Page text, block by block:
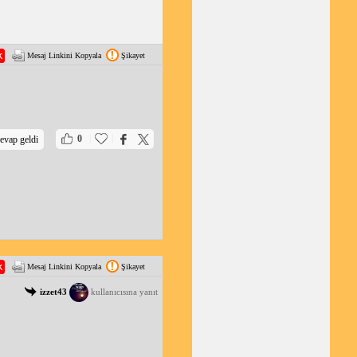
Mesaj Linkini Kopyala Şikayet
0
geldi
Mesaj Linkini Kopyala Şikayet
izzet43 kullanıcısına yanıt